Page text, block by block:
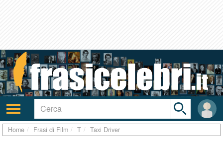
Attiva/disattiva
navigazione
User
area
Toggle
search
bar
Home Frasi di Film T Taxi Driver